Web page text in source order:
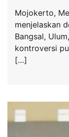
Mojokerto,
menjelaskan
Bangsal,
kontroversi
[…]